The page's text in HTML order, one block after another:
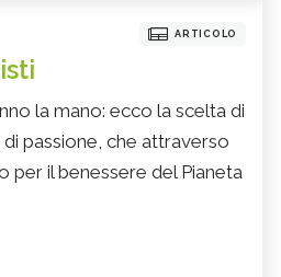
ARTICOLO
la mano: ecco la scelta di
passione, che attraverso
per il benessere del Pianeta